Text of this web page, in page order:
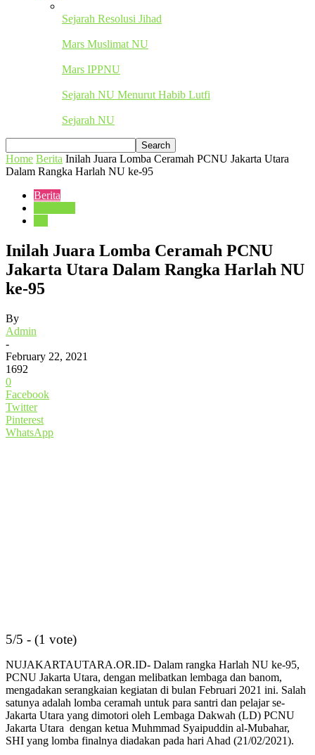
Sejarah Resolusi Jihad
Mars Muslimat NU
Mars IPPNU
Sejarah NU Menurut Habib Lutfi
Sejarah NU
Home Berita Inilah Juara Lomba Ceramah PCNU Jakarta Utara
Dalam Rangka Harlah NU ke-95
Berita
Inilah Juara Lomba Ceramah PCNU
Jakarta Utara Dalam Rangka Harlah NU
ke-95
By
Admin
-
February 22, 2021
1692
0
Facebook
Twitter
Pinterest
WhatsApp
5/5 - (1 vote)
NUJAKARTAUTARA.OR.ID- Dalam rangka Harlah NU ke-95,
PCNU Jakarta Utara, dengan melibatkan lembaga dan banom,
mengadakan serangkaian kegiatan di bulan Februari 2021 ini. Salah
satunya adalah lomba ceramah untuk para santri dan pelajar se-
Jakarta Utara yang dimotori oleh Lembaga Dakwah (LD) PCNU
Jakarta Utara dengan ketua Muhmmad Syaipuddin al-Mubahar,
SHI yang lomba finalnya diadakan pada hari Ahad (21/02/2021).